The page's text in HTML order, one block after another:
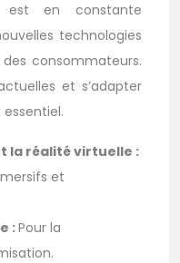
est en constante
technologies
consommateurs.
et s’adapter
la réalité virtuelle :
et
:Pour la